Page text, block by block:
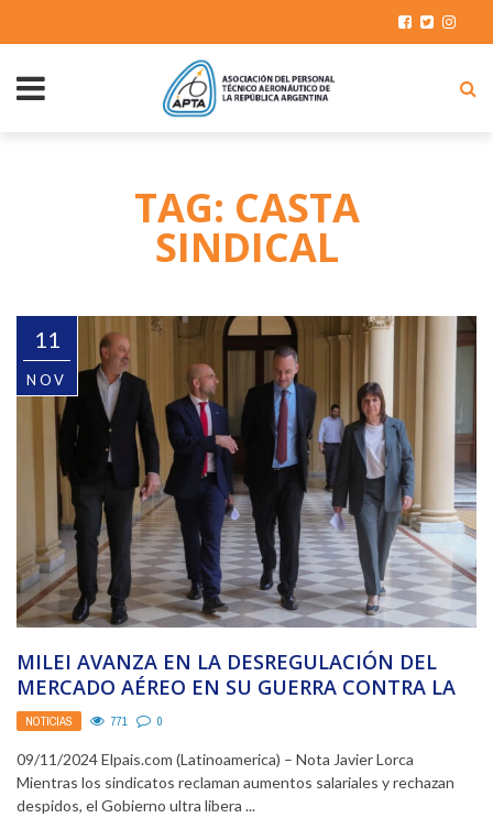
TAG: CASTA
SINDICAL
11
NOV
MILEI AVANZA EN LA DESREGULACIÓN DEL
MERCADO AÉREO EN SU GUERRA CONTRA LA
“CASTA” SINDICAL
NOTICIAS 771 0
09/11/2024 Elpais.com (Latinoamerica) – Nota Javier Lorca
Mientras los sindicatos reclaman aumentos salariales y rechazan
despidos, el Gobierno ultra libera ...